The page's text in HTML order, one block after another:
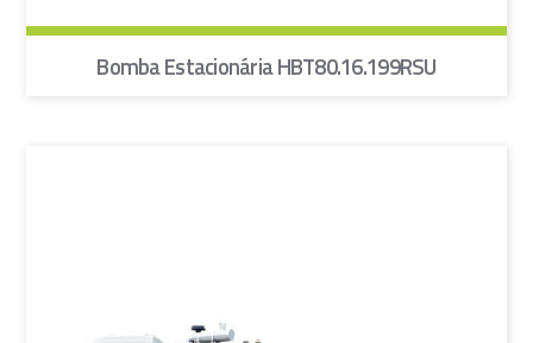
Bomba Estacionária HBT80.16.199RSU